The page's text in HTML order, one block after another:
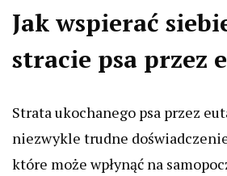
Jak wspierać
stracie psa przez
Strata ukochanego psa przez
niezwykle trudne
które może wpłynąć na